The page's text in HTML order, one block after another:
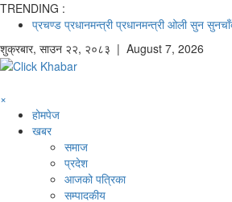
TRENDING :
प्रचण्ड प्रधानमन्त्री प्रधानमन्त्री ओली सुन
शुक्रबार, साउन २२, २०८३ | August 7, 2026
×
होमपेज
खबर
समाज
प्रदेश
आजको पत्रिका
सम्पादकीय